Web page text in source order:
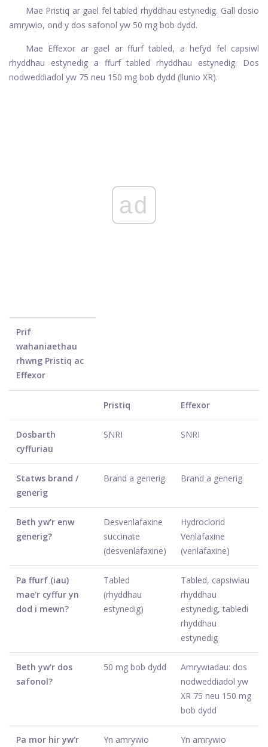
Mae Pristiq ar gael fel tabled rhyddhau estynedig. Gall dosio
amrywio, ond y dos safonol yw 50 mg bob dydd.
Mae Effexor ar gael ar ffurf tabled, a hefyd fel capsiwl
rhyddhau estynedig a ffurf tabled rhyddhau estynedig. Dos
nodweddiadol yw 75 neu 150 mg bob dydd (llunio XR).
ad
Prif
wahaniaethau
rhwng Pristiq ac
Effexor
Pristiq Effexor
Dosbarth
cyffuriau
SNRI SNRI
Statws brand /
generig
Brand a generig Brand a generig
Beth yw'r enw
generig?
Desvenlafaxine
succinate
(desvenlafaxine)
Hydroclorid
Venlafaxine
(venlafaxine)
Pa ffurf (iau)
mae'r cyffur yn
dod i mewn?
Tabled
(rhyddhau
estynedig)
Tabled, capsiwlau
rhyddhau
estynedig, tabledi
rhyddhau
estynedig
Beth yw'r dos
safonol?
50 mg bob dydd
Amrywiadau: dos
nodweddiadol yw
XR 75 neu 150 mg
bob dydd
Pa mor hir yw'r Yn amrywio Yn amrywio